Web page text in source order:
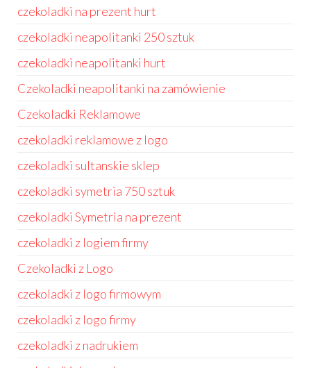
czekoladki na prezent hurt
czekoladki neapolitanki 250 sztuk
czekoladki neapolitanki hurt
Czekoladki neapolitanki na zamówienie
Czekoladki Reklamowe
czekoladki reklamowe z logo
czekoladki sultanskie sklep
czekoladki symetria 750 sztuk
czekoladki Symetria na prezent
czekoladki z logiem firmy
Czekoladki z Logo
czekoladki z logo firmowym
czekoladki z logo firmy
czekoladki z nadrukiem